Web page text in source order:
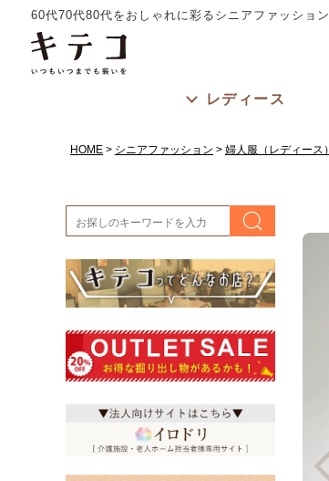
60代70代80代をおしゃれに彩るシニアファッション
レディース
HOME シニアファッション 婦人服（レディース）